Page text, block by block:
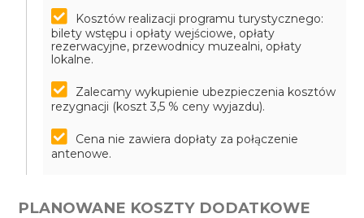
Kosztów realizacji programu turystycznego:
bilety wstępu i opłaty wejściowe, opłaty
rezerwacyjne, przewodnicy muzealni, opłaty
lokalne.
Zalecamy wykupienie ubezpieczenia kosztów
rezygnacji (koszt 3,5 % ceny wyjazdu).
Cena nie zawiera dopłaty za połączenie
antenowe.
PLANOWANE KOSZTY DODATKOWE